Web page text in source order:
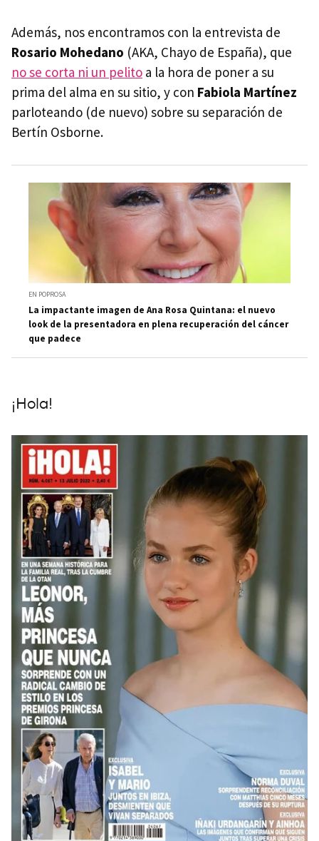
Además, nos encontramos con la entrevista de
Rosario Mohedano (AKA, Chayo de España), que
no se corta ni un pelito a la hora de poner a su
prima del alma en su sitio, y con Fabiola Martínez
parloteando (de nuevo) sobre su separación de
Bertín Osborne.
EN POPROSA
La impactante imagen de Ana Rosa Quintana: el nuevo
look de la presentadora en plena recuperación del cáncer
que padece
¡Hola!